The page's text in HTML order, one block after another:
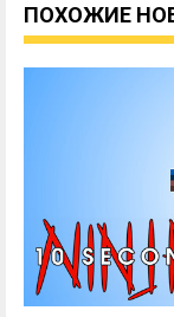
ПОХОЖИЕ